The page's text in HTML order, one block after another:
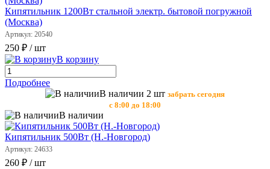
Кипятильник 1200Вт стальной электр. бытовой погружной
(Москва)
Артикул: 20540
250 ₽ / шт
В корзину
Подробнее
В наличии 2 шт забрать сегодня
с 8:00 до 18:00
В наличии
Кипятильник 500Вт (Н.-Новгород)
Артикул: 24633
260 ₽ / шт